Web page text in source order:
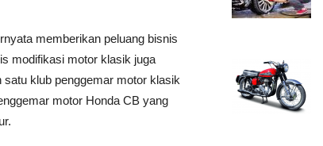
memberikan peluang bisnis
modifikasi motor klasik juga
klub penggemar motor klasik
motor Honda CB yang